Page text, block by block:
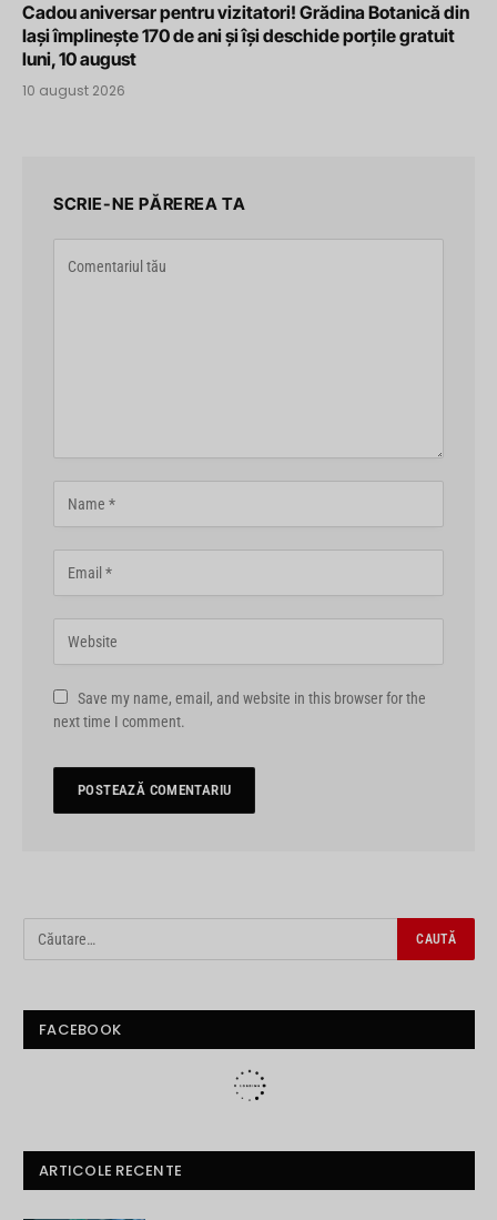
Cadou aniversar pentru vizitatori! Grădina Botanică din
Iași împlinește 170 de ani și își deschide porțile gratuit
luni, 10 august
10 august 2026
SCRIE-NE PĂREREA TA
Save my name, email, and website in this browser for the
next time I comment.
FACEBOOK
ARTICOLE RECENTE